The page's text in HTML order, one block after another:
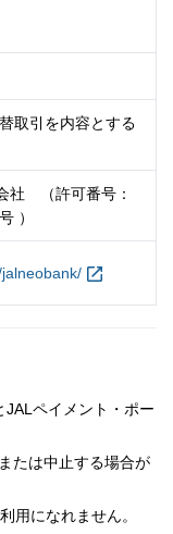
取引を内容とする
社 （許可番号：
）
ペイメント・ポー
たは中止する場合が
用になれません。